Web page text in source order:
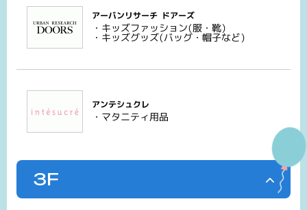
アーバンリサーチ ドアーズ
・キッズファッション(服・靴)
・キッズグッズ(バッグ・帽子など)
アンテシュクレ
・マタニティ用品
3F